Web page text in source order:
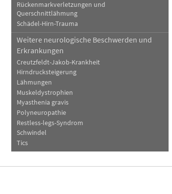
Rückenmarkverletzungen und
Querschnittlähmung
Schädel-Hirn-Trauma
Weitere neurologische Beschwerden und
Erkrankungen
Creutzfeldt-Jakob-Krankheit
Hirndrucksteigerung
Lähmungen
Muskeldystrophien
Myasthenia gravis
Polyneuropathie
Restless-legs-Syndrom
Schwindel
Tics